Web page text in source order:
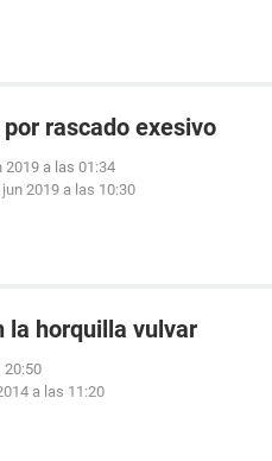
rascado exesivo
2019 a las 01:34
jun 2019 a las 10:30
la horquilla vulvar
20:50
a las 11:20